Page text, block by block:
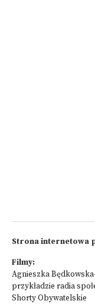
Strona internetowa
Filmy:
Agnieszka
przykładzie radia
Shorty Obywatelskie